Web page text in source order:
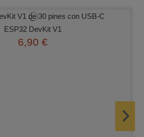
ESP32 DevKit V1
6,90 €